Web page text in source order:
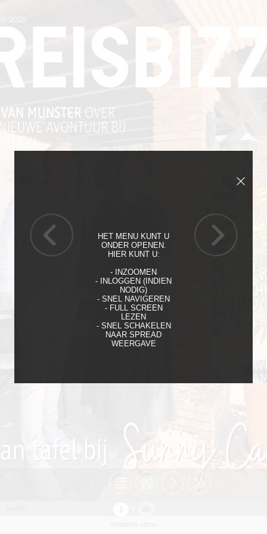
HET MENU KUNT U
ONDER OPENEN.
HIER KUNT U:
- INZOOMEN
- INLOGGEN (INDIEN
NODIG)
- SNEL NAVIGEREN
- FULL SCREEN
LEZEN
- SNEL SCHAKELEN
NAAR SPREAD
WEERGAVE